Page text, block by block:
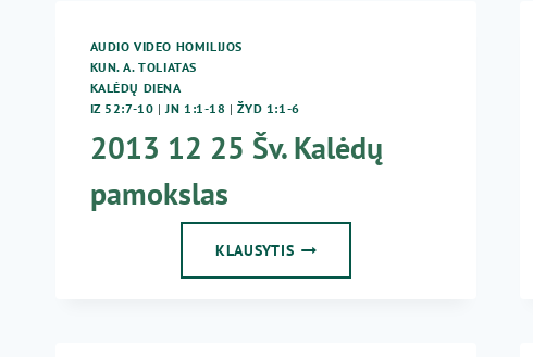
AUDIO VIDEO HOMILIJOS
KUN. A. TOLIATAS
KALĖDŲ DIENA
IZ 52:7-10 |JN 1:1-18 |ŽYD 1:1-6
2013 12 25 Šv. Kalėdų
pamokslas
KLAUSYTIS2013